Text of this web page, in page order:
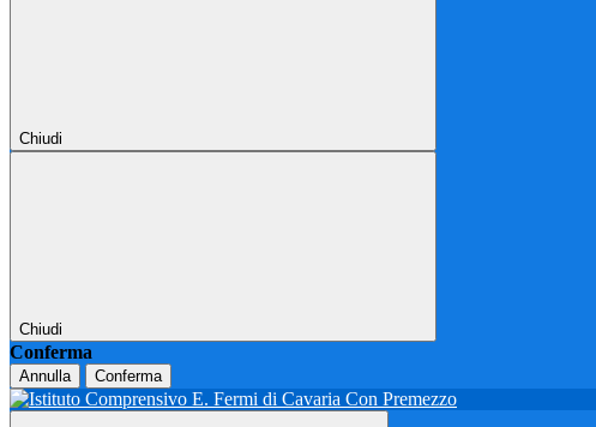
Chiudi
Chiudi
Conferma
Annulla Conferma